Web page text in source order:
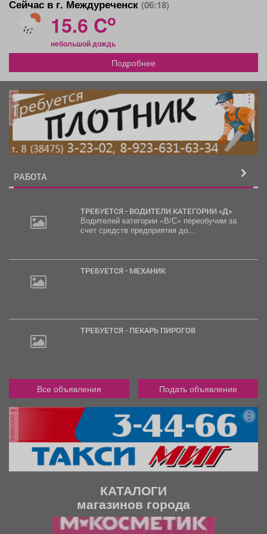
Сейчас в г. Междуреченск (06:18)
15.6 Co
небольшой дождь
Подробнее
реклама
РАБОТА
ТРЕБУЕТСЯ - ВОДИТЕЛИ КАТЕГОРИИ «Д»
Водителей категории «В/С» переобучим за
счет средств предприятия до...
ТРЕБУЕТСЯ - МЕХАНИК
ТРЕБУЕТСЯ - ПЕКАРЬ ПИРОГОВ
Все объявления Подать объявление
реклама
КАТАЛОГИ
магазинов города